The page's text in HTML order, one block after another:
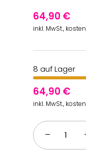
64,90 €
inkl. MwSt.,
8 auf Lager
64,90 €
inkl. MwSt.,
−